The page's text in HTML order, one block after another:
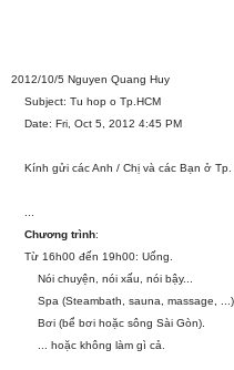
2012/10/5 Nguyen Quang Huy
Subject: Tu hop o Tp.HCM
Date: Fri, Oct 5, 2012 4:45 PM
Kính gửi các Anh / Chị và các Bạn ở Tp.
...
Chương trình:
Từ 16h00 đến 19h00: Uống.
Nói chuyện, nói xấu, nói bậy...
Spa (Steambath, sauna, massage, ...)
Bơi (bể bơi hoặc sông Sài Gòn).
... hoặc không làm gì cả.